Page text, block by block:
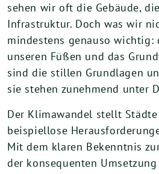
sehen wir oft die Gebäude,
Infrastruktur. Doch was wir
mindestens genauso wichtig:
unseren Füßen und das
sind die stillen Grundlagen
sie stehen zunehmend unter
Der Klimawandel stellt
beispiellose
Mit dem klaren Bekenntnis
der konsequenten